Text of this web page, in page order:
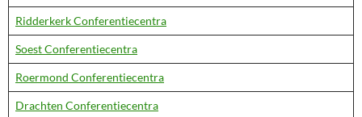
Ridderkerk Conferentiecentra
Soest Conferentiecentra
Roermond Conferentiecentra
Drachten Conferentiecentra